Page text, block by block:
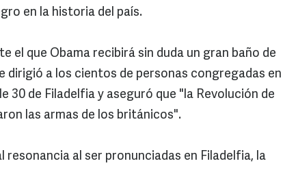
en la historia del país.
el que Obama recibirá sin duda un gran baño de
dirigió a los cientos de personas congregadas en
30 de Filadelfia y aseguró que "la Revolución de
las armas de los británicos".
resonancia al ser pronunciadas en Filadelfia, la